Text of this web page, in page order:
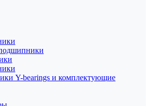
Y-bearings и комплектующие